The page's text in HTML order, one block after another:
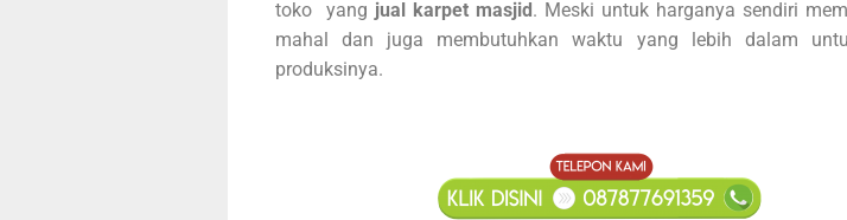
toko
yang jual karpet masjid . Meski untuk harganya sendiri
mahal dan juga membutuhkan waktu yang lebih dalam
produksinya.